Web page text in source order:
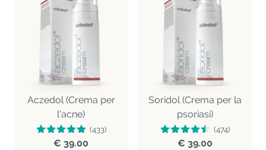
Aczedol (Crema per
l'acne)
(433)
€ 39.00
Soridol (Crema per la
psoriasi)
(474)
€ 39.00